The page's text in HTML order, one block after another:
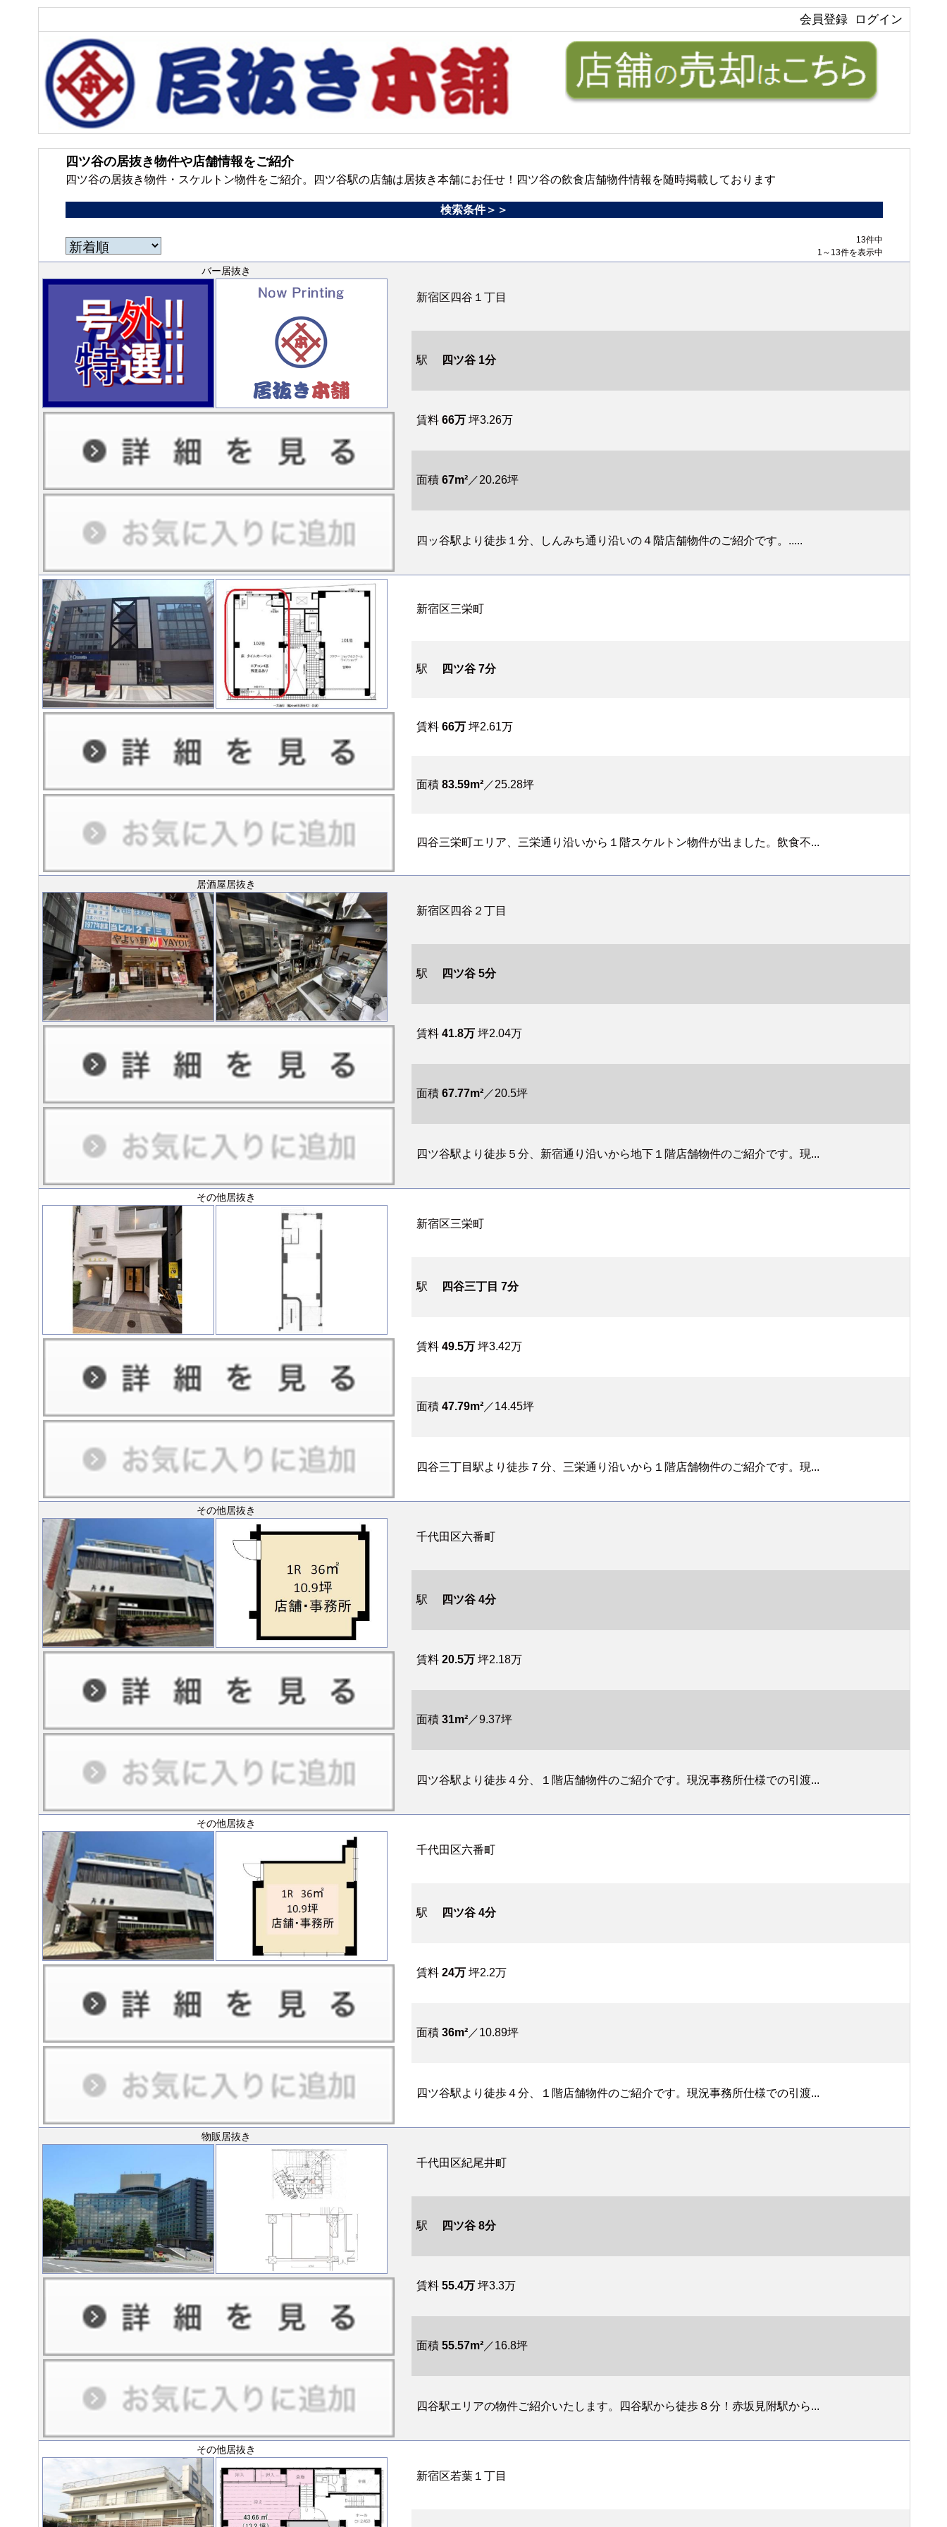
ログイン
会員登録
四ツ谷の居抜き物件や店舗情報をご紹介
四ツ谷の居抜き物件・スケルトン物件をご紹介。四ツ谷駅の店舗は居抜き本舗にお任せ！四ツ谷の飲食店舗物件情報を随時掲載しております
検索条件＞＞
13件中
1～13件を表示中
バー居抜き
新宿区四谷１丁目
駅 四ツ谷 1分
賃料 66万坪3.26万
面積 67m²／20.26坪
四ッ谷駅より徒歩１分、しんみち通り沿いの４階店舗物件のご紹介です。.....
新宿区三栄町
駅 四ツ谷 7分
賃料 66万坪2.61万
面積 83.59m²／25.28坪
四谷三栄町エリア、三栄通り沿いから１階スケルトン物件が出ました。飲食不...
居酒屋居抜き
新宿区四谷２丁目
駅 四ツ谷 5分
賃料 41.8万坪2.04万
面積 67.77m²／20.5坪
四ツ谷駅より徒歩５分、新宿通り沿いから地下１階店舗物件のご紹介です。現...
その他居抜き
新宿区三栄町
駅 四谷三丁目 7分
賃料 49.5万坪3.42万
面積 47.79m²／14.45坪
四谷三丁目駅より徒歩７分、三栄通り沿いから１階店舗物件のご紹介です。現...
その他居抜き
千代田区六番町
駅 四ツ谷 4分
賃料 20.5万坪2.18万
面積 31m²／9.37坪
四ツ谷駅より徒歩４分、１階店舗物件のご紹介です。現況事務所仕様での引渡...
その他居抜き
千代田区六番町
駅 四ツ谷 4分
賃料 24万坪2.2万
面積 36m²／10.89坪
四ツ谷駅より徒歩４分、１階店舗物件のご紹介です。現況事務所仕様での引渡...
物販居抜き
千代田区紀尾井町
駅 四ツ谷 8分
賃料 55.4万坪3.3万
面積 55.57m²／16.8坪
四谷駅エリアの物件ご紹介いたします。四谷駅から徒歩８分！赤坂見附駅から...
その他居抜き
新宿区若葉１丁目